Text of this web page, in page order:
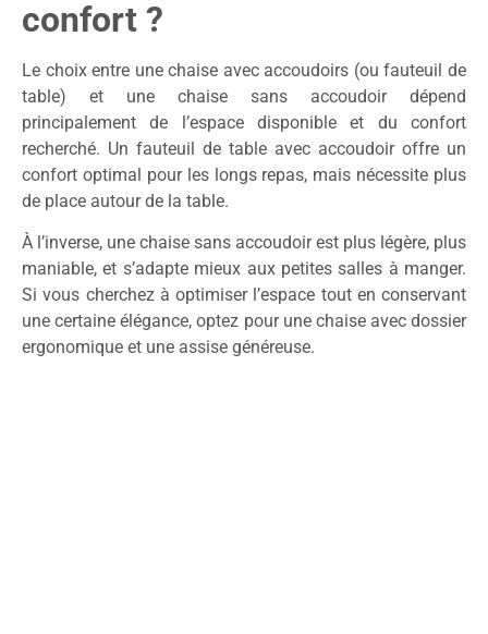
confort ?
Le choix entre une chaise avec accoudoirs (ou fauteuil de
table) et une chaise sans accoudoir dépend
principalement de l’espace disponible et du confort
recherché. Un fauteuil de table avec accoudoir offre un
confort optimal pour les longs repas, mais nécessite plus
de place autour de la table.
À l’inverse, une chaise sans accoudoir est plus légère, plus
maniable, et s’adapte mieux aux petites salles à manger.
Si vous cherchez à optimiser l’espace tout en conservant
une certaine élégance, optez pour une chaise avec dossier
ergonomique et une assise généreuse.